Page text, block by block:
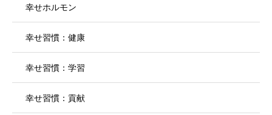
幸せホルモン
幸せ習慣：健康
幸せ習慣：学習
幸せ習慣：貢献